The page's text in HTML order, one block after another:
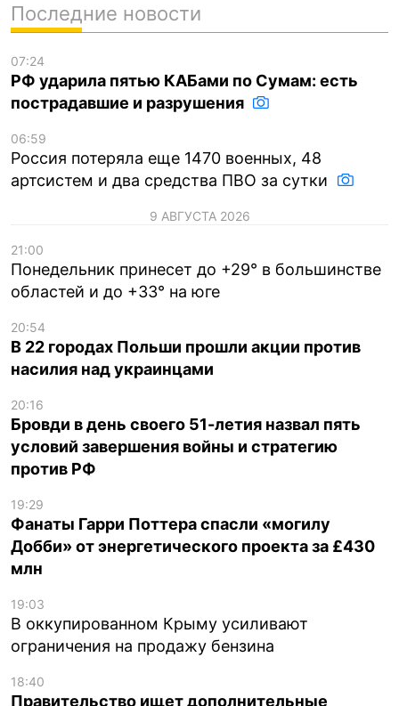
Последние новости
07:24
РФ ударила пятью КАБами по Сумам: есть
пострадавшие и разрушения
06:59
Россия потеряла еще 1470 военных, 48
артсистем и два средства ПВО за сутки
9 АВГУСТА 2026
21:00
Понедельник принесет до +29° в большинстве
областей и до +33° на юге
20:54
В 22 городах Польши прошли акции против
насилия над украинцами
20:16
Бровди в день своего 51-летия назвал пять
условий завершения войны и стратегию
против РФ
19:29
Фанаты Гарри Поттера спасли «могилу
Добби» от энергетического проекта за £430
млн
19:03
В оккупированном Крыму усиливают
ограничения на продажу бензина
18:40
Правительство ищет дополнительные